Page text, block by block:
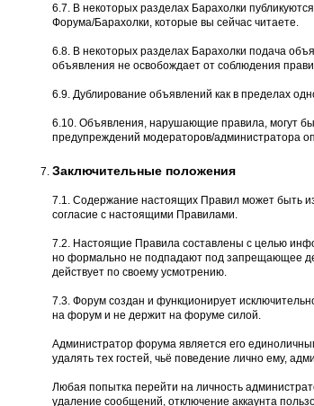
6.7. В некоторых разделах Барахолки
Форума/Барахолки, которые вы сейчас читаете.
6.8. В некоторых разделах Барахолки подача
объявления не освобождает от соблюдения
6.9. Дублирование объявлений как в пределах
6.10. Объявления, нарушающие правила, могут
предупреждений модераторов/администратора
Заключительные положения
7.1. Содержание настоящих Правил может быть
согласие с настоящими Правилами.
7.2. Настоящие Правила составлены с целью
но формально не подпадают под запрещающее
действует по своему усмотрению.
7.3. Форум создан и функционирует
на форум и не держит на форуме силой.
Администратор форума является его
удалять тех гостей, чьё поведение лично ему,
Любая попытка перейти на личность
удаление сообщений, отключение аккаунта